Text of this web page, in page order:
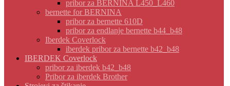
pribor za BERNINA L450_L460
bernette for BERNINA
pribor za bernette 610D
pribor za endlanje bernette b44_b48
Iberdek Coverlock
iberdek pribor za bernette b42_b48
IBERDEK Coverlock
pribor za iberdek b42_b48
Pribor za iberdek Brother